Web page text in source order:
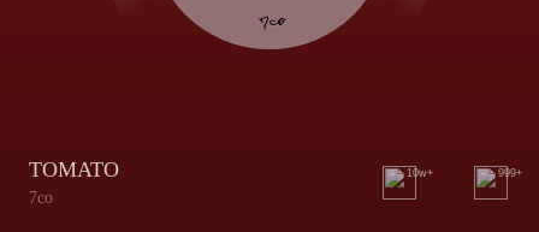
TOMATO
7co
10w+ 999+